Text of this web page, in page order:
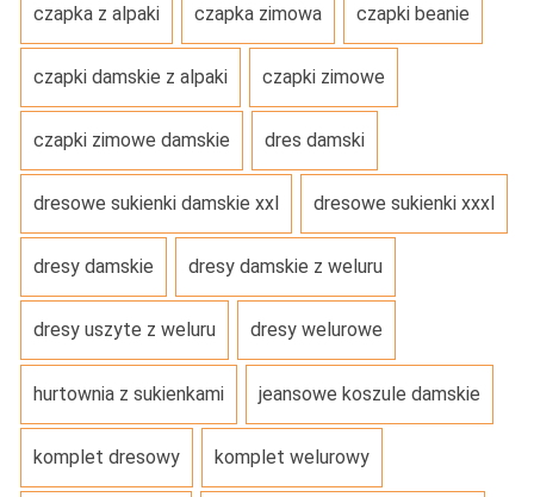
czapka z alpaki czapka zimowa czapki beanie
czapki damskie z alpaki czapki zimowe
czapki zimowe damskie dres damski
dresowe sukienki damskie xxl dresowe sukienki xxxl
dresy damskie dresy damskie z weluru
dresy uszyte z weluru dresy welurowe
hurtownia z sukienkami jeansowe koszule damskie
komplet dresowy komplet welurowy